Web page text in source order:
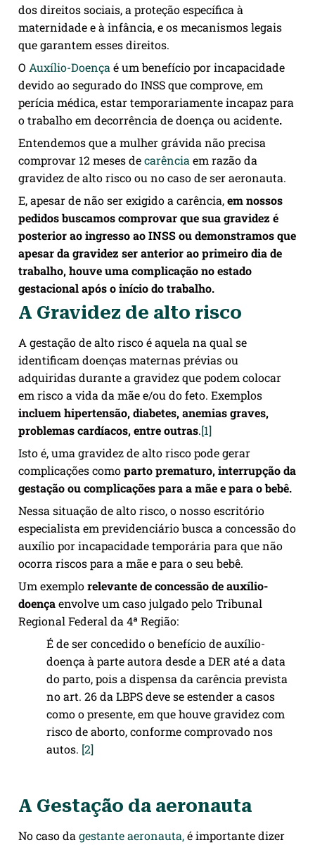
dos direitos sociais, a proteção específica à
maternidade e à infância, e os mecanismos legais
que garantem esses direitos.
O Auxílio-Doença é um benefício por incapacidade
devido ao segurado do INSS que comprove, em
perícia médica, estar temporariamente incapaz para
o trabalho em decorrência de doença ou acidente.
Entendemos que a mulher grávida não precisa
comprovar 12 meses decarência em razão da
gravidez de alto risco ou no caso de ser aeronauta.
E, apesar de não ser exigido a carência,em nossos
pedidos buscamos comprovar que sua gravidez é
posterior ao ingresso ao INSS ou demonstramos que
apesar da gravidez ser anterior ao primeiro dia de
trabalho, houve uma complicação no estado
gestacional após o início do trabalho.
A Gravidez de alto risco
A gestação de alto risco é aquela na qual se
identificam doenças maternas prévias ou
adquiridas durante a gravidez que podem colocar
em risco a vida da mãe e/ou do feto. Exemplos
incluem hipertensão, diabetes, anemias graves,
problemas cardíacos, entre outras.[1]
Isto é, uma gravidez de alto risco pode gerar
complicações comoparto prematuro,interrupção da
gestação ou complicações para a mãe e para o bebê.
Nessa situação de alto risco, o nosso escritório
especialista em previdenciário busca a concessão do
auxílio por incapacidade temporária para que não
ocorra riscos para a mãe e para o seu bebê.
Um exemplorelevante de concessão de auxílio-
doençaenvolve um caso julgado pelo Tribunal
Regional Federal da 4ª Região:
É de ser concedido o benefício de auxílio-
doença à parte autora desde a DER até a data
do parto, pois a dispensa da carência prevista
no art. 26 da LBPS deve se estender a casos
como o presente, em que houve gravidez com
risco de aborto, conforme comprovado nos
autos. [2]
A Gestação da aeronauta
No caso da gestante aeronauta,é importante dizer